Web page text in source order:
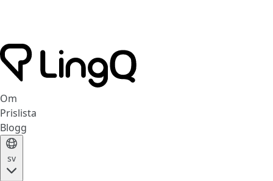
Om
Prislista
Blogg
sv